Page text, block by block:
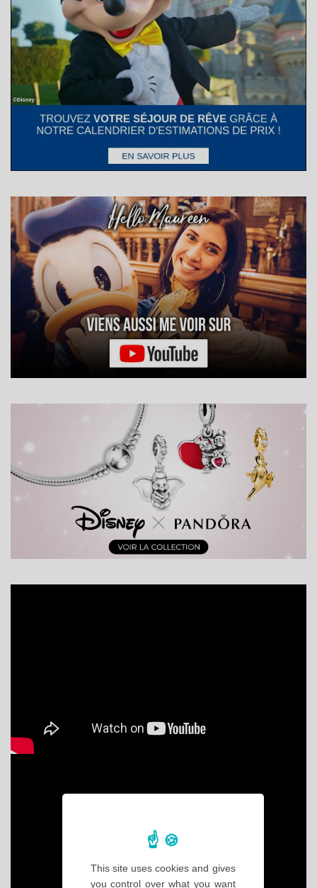
This site uses cookies and gives
you control over what you want